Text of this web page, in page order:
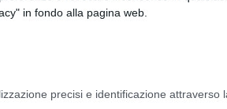
in fondo alla pagina web.
precisi e identificazione attraverso
dall’Urologia dell’Ospedale Civile,
che assicura migliora la radicalità
Grazie al robot, infatti, il recupero
nel 90%, quello della potenza sessuale